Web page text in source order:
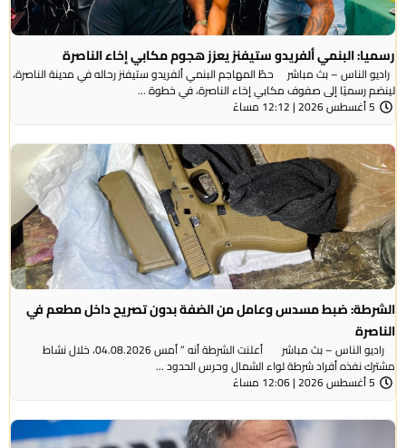
رسميا: البنمي ألفريدو ستيفنز يعزز هجوم مكابي إخاء الناصرة
راديو الناس – بث مباشر حطّ المهاجم البنمي ألفريدو ستيفنز رحاله في مدينة الناصرة،
لينضم رسميًا إلى صفوف مكابي إخاء الناصرة، في خطوة ...
5 أغسطس 2026 | 12:12 مساءً
الشرطة: ضبط مسدس وعامل من الضفة بدون تصريح داخل مطعم في
الناصرة
راديو الناس – بث مباشر أعلنت الشرطة أنه ” أمس 04.08.2026، خلال نشاط
مشترك نفذه أفراد شرطة لواء الشمال وحرس الحدود ...
5 أغسطس 2026 | 12:06 مساءً